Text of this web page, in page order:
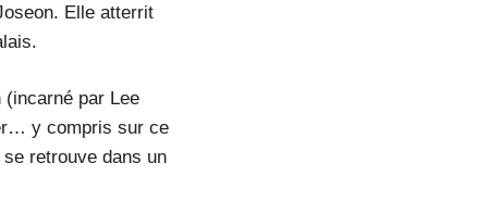
Elle atterrit
par Lee
y compris sur ce
retrouve dans un